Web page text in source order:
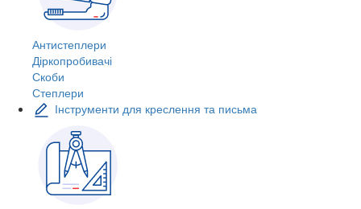
Антистеплери
Діркопробивачі
Скоби
Степлери
Інструменти для креслення та письма